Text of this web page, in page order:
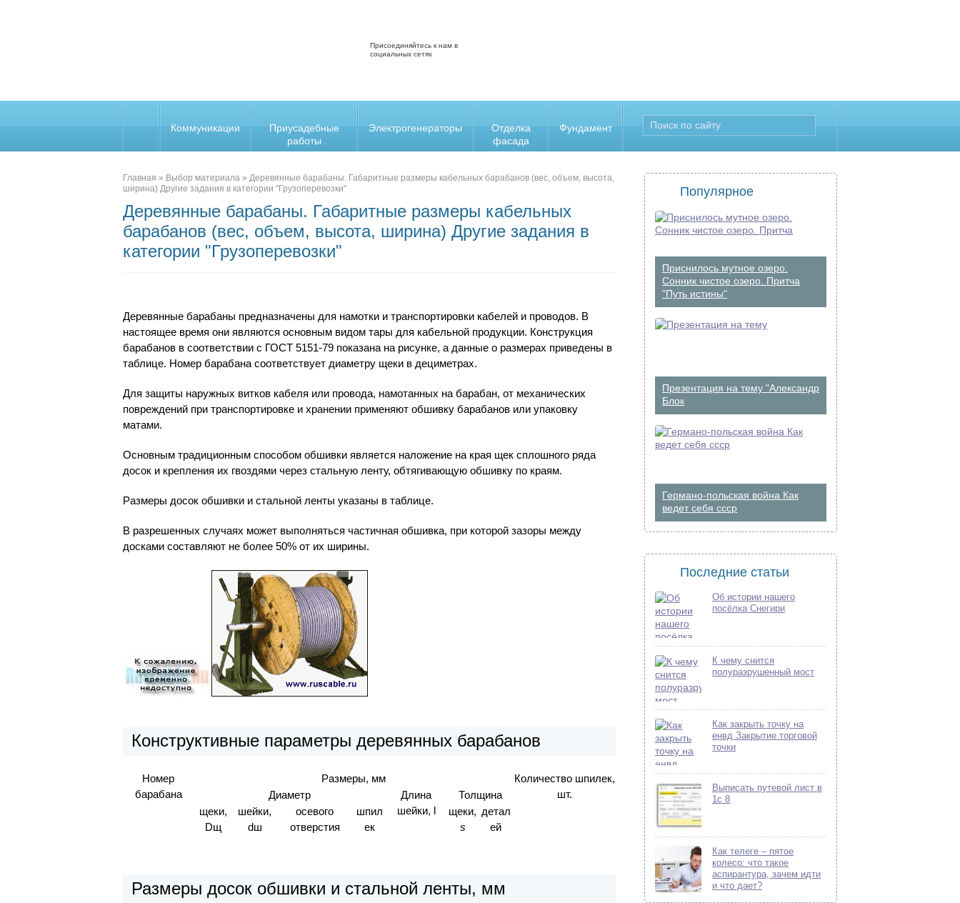
Присоединяйтесь к нам в
социальных сетях
Коммуникации
Приусадебные
работы
Электрогенераторы
Отделка
фасада
Фундамент
Главная » Выбор материала » Деревянные барабаны. Габаритные размеры кабельных барабанов (вес, объем, высота,
ширина) Другие задания в категории "Грузоперевозки"
Деревянные барабаны. Габаритные размеры кабельных
барабанов (вес, объем, высота, ширина) Другие задания в
категории "Грузоперевозки"
Деревянные барабаны предназначены для намотки и транспортировки кабелей и проводов. В
настоящее время они являются основным видом тары для кабельной продукции. Конструкция
барабанов в соответствии с ГОСТ 5151-79 показана на рисунке, а данные о размерах приведены в
таблице. Номер барабана соответствует диаметру щеки в дециметрах.
Для защиты наружных витков кабеля или провода, намотанных на барабан, от механических
повреждений при транспортировке и хранении применяют обшивку барабанов или упаковку
матами.
Основным традиционным способом обшивки является наложение на края щек сплошного ряда
досок и крепления их гвоздями через стальную ленту, обтягивающую обшивку по краям.
Размеры досок обшивки и стальной ленты указаны в таблице.
В разрешенных случаях может выполняться частичная обшивка, при которой зазоры между
досками составляют не более 50% от их ширины.
Конструктивные параметры деревянных барабанов
Номер
барабана
Размеры, мм
Количество шпилек,
шт.
Диаметр
Длина
шейки, l
Толщина
щеки,
Dщ
шейки,
dш
осевого
отверстия
шпил
ек
щеки,
s
детал
ей
Размеры досок обшивки и стальной ленты, мм
Популярное
Приснилось мутное озеро.
Сонник чистое озеро. Притча
"Путь истины"
Презентация на тему "Александр
Блок
Германо-польская война Как
ведет себя ссср
Последние статьи
Об истории нашего
посёлка Снегири
К чему снится
полуразрушенный мост
Как закрыть точку на
енвд Закрытие торговой
точки
Выписать путевой лист в
1с 8
Как телеге – пятое
колесо: что такое
аспирантура, зачем идти
и что дает?